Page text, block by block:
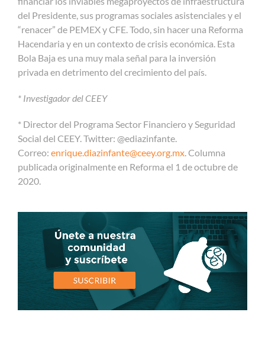
del Presidente, sus programas sociales asistenciales y el
“renacer” de PEMEX y CFE. Todo, sin hacer una Reforma
Hacendaria y en un contexto de crisis económica. Esta
Bola Baja es una muy mala señal para la inversión
privada en detrimento del crecimiento del país.
* Investigador del CEEY
* Director del Programa Sector Financiero y Seguridad
Social del CEEY. Twitter: @ediazinfante.
Correo: enrique.diazinfante@ceey.org.mx . Columna
publicada originalmente en Reforma el 1 de octubre de
2020.